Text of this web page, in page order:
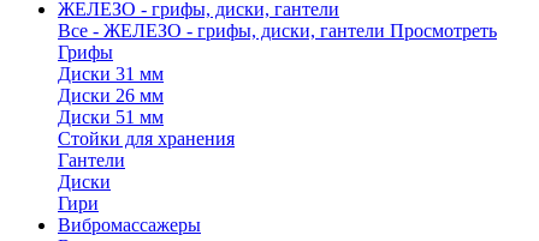
ЖЕЛЕЗО - грифы, диски, гантели
Все - ЖЕЛЕЗО - грифы, диски, гантели Просмотреть
Грифы
Диски 31 мм
Диски 26 мм
Диски 51 мм
Стойки для хранения
Гантели
Диски
Гири
Вибромассажеры